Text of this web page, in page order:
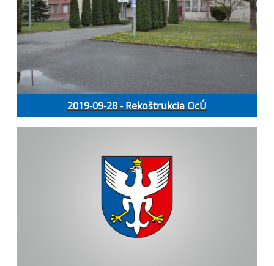
2019-09-28 - Rekoštrukcia OcÚ